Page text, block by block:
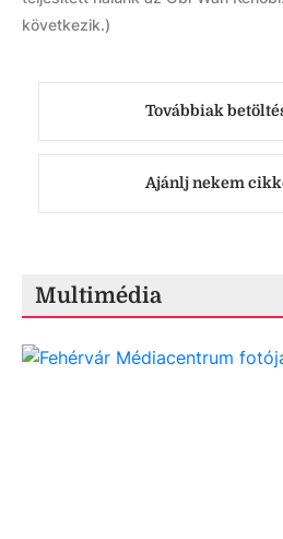
következik.)
Továbbiak
Ajánlj nekem
Multimédia